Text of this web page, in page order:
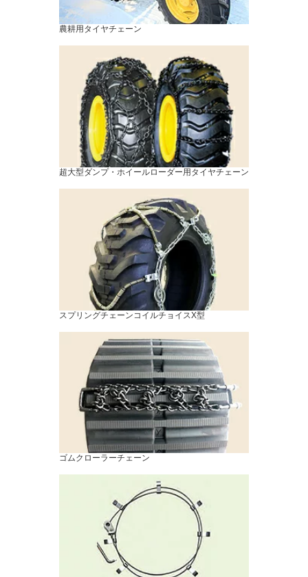
農耕用タイヤチェーン
超大型ダンプ・ホイールローダー用タイヤチェーン
スプリングチェーンコイルチョイスX型
ゴムクローラーチェーン